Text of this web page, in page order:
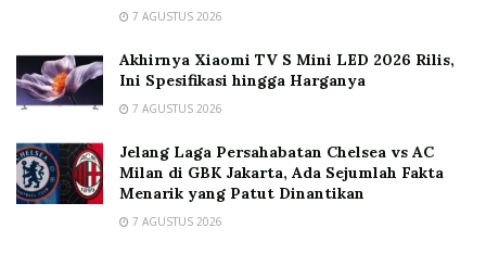
7 AGUSTUS 2026
Akhirnya Xiaomi TV S Mini LED 2026 Rilis,
Ini Spesifikasi hingga Harganya
7 AGUSTUS 2026
Jelang Laga Persahabatan Chelsea vs AC
Milan di GBK Jakarta, Ada Sejumlah Fakta
Menarik yang Patut Dinantikan
7 AGUSTUS 2026